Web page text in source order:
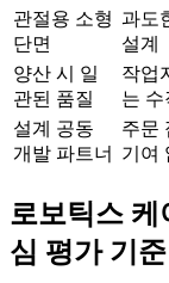
관절용 소형
단면
과도
설계
양산 시 일
관된 품질
작업
는 수
설계 공동
개발 파트너
주문
기여
로보틱스 케
심 평가 기준